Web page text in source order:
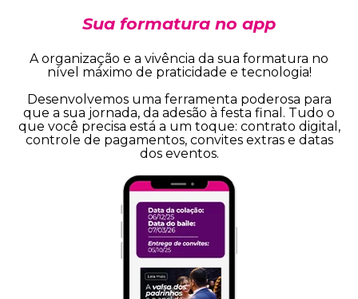
Sua formatura no app
A organização e a vivência da sua formatura no
nível máximo de praticidade e tecnologia!
Desenvolvemos uma ferramenta poderosa para
que a sua jornada, da adesão à festa final. Tudo o
que você precisa está a um toque: contrato digital,
controle de pagamentos, convites extras e datas
dos eventos.